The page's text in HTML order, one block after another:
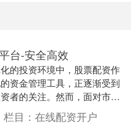
台-安全高效
的投资环境中，股票配资作
资金管理工具，正逐渐受到
者的关注。然而，面对市场
配资平台，如何选择一个既
平台....
栏目： 在线配资开户